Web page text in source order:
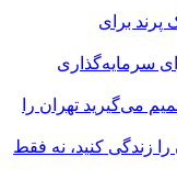
پرند برای
سرمایه‌گذاری
می‌گیرید تهران را
زندگی کنید، نه فقط